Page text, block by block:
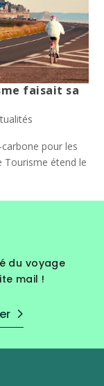
faisait sa
carbone pour les
Tourisme étend le
du voyage
mail !